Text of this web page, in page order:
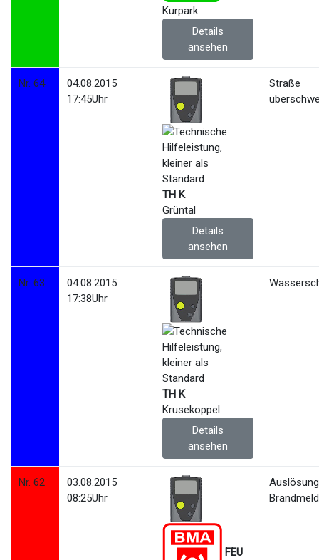
Kurpark
Details
ansehen
Nr. 64
04.08.2015
17:45Uhr
TH K
Grüntal
Details
ansehen
Straße
Nr. 63
04.08.2015
17:38Uhr
TH K
Krusekoppel
Details
ansehen
Nr. 62
03.08.2015
08:25Uhr
FEU
Auslösung